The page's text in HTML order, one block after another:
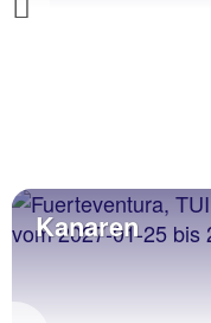
Previous
Griech.